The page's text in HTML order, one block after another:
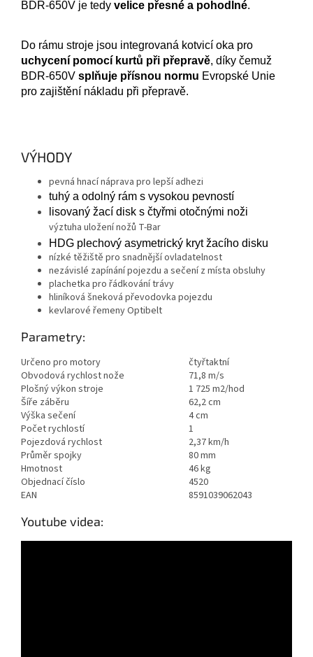
BDR-650V je tedy velice přesné a pohodlné.
Do rámu stroje jsou integrovaná kotvicí oka pro
uchycení pomocí kurtů při přepravě, díky čemuž
BDR-650V splňuje přísnou normu Evropské Unie
pro zajištění nákladu při přepravě.
VÝHODY
pevná hnací náprava pro lepší adhezi
tuhý a odolný rám s vysokou pevností
lisovaný žací disk s čtyřmi otočnými noži
výztuha uložení nožů T-Bar
HDG plechový asymetrický kryt žacího disku
nízké těžiště pro snadnější ovladatelnost
nezávislé zapínání pojezdu a sečení z místa obsluhy
plachetka pro řádkování trávy
hliníková šneková převodovka pojezdu
kevlarové řemeny Optibelt
Parametry:
Určeno pro motory
čtyřtaktní
Obvodová rychlost nože
71,8 m/s
Plošný výkon stroje
1 725 m2/hod
Šíře záběru
62,2 cm
Výška sečení
4 cm
Počet rychlostí
1
Pojezdová rychlost
2,37 km/h
Průměr spojky
80 mm
Hmotnost
46 kg
Objednací číslo
4520
EAN
8591039062043
Youtube videa: